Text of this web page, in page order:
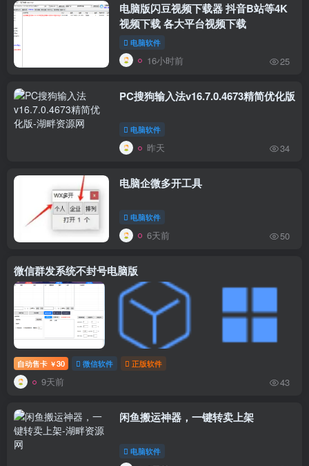
电脑版闪豆视频下载器 抖音B站等4K
视频下载 各大平台视频下载
电脑软件
16小时前 25
PC搜狗输入法v16.7.0.4673精简优化版
电脑软件
昨天 34
电脑企微多开工具
电脑软件
6天前 50
微信群发系统不封号电脑版
自动售卡 ￥30 微信软件 正版软件
9天前 43
闲鱼搬运神器，一键转卖上架
电脑软件